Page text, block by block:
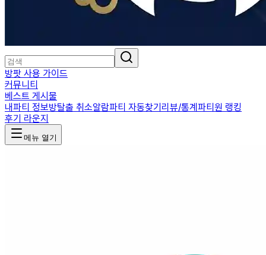
방팟 사용 가이드
커뮤니티
베스트 게시물
내파티 정보방탈출 취소알람파티 자동찾기리뷰/통계파티원 랭킹
후기 라운지
메뉴 열기